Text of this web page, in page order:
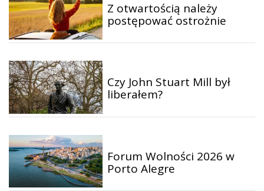
Z otwartością należy
postępować ostrożnie
Czy John Stuart Mill był
liberałem?
Forum Wolności 2026 w
Porto Alegre